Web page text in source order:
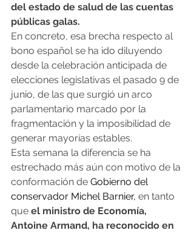
del estado de salud de las cuentas
públicas galas.
En concreto, esa brecha respecto al
bono español se ha ido diluyendo
desde la celebración anticipada de
elecciones legislativas el pasado 9 de
junio, de las que surgió un arco
parlamentario marcado por la
fragmentación y la imposibilidad de
generar mayorías estables.
Esta semana la diferencia se ha
estrechado más aún con motivo de la
conformación de Gobierno del
conservador Michel Barnier, en tanto
que el ministro de Economía,
Antoine Armand, ha reconocido en